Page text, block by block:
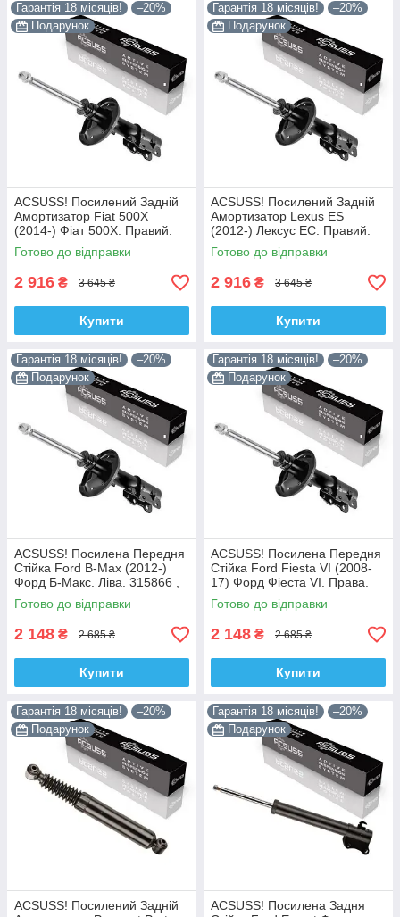
Гарантія 18 місяців!
–20%
Подарунок
ACSUSS! Посилений Задній
Амортизатор Fiat 500X
(2014-) Фіат 500Х. Правий.
3348078 , 22-260970 Корея!
Готово до відправки
2 916 ₴ 3 645 ₴
Купити
Гарантія 18 місяців!
–20%
Подарунок
ACSUSS! Посилений Задній
Амортизатор Lexus ES
(2012-) Лексус ЕС. Правий.
335092 , 4853080764 Корея!
Готово до відправки
2 916 ₴ 3 645 ₴
Купити
Гарантія 18 місяців!
–20%
Подарунок
ACSUSS! Посилена Передня
Стійка Ford B-Max (2012-)
Форд Б-Макс. Ліва. 315866 ,
3348042 Корея!
Готово до відправки
2 148 ₴ 2 685 ₴
Купити
Гарантія 18 місяців!
–20%
Подарунок
ACSUSS! Посилена Передня
Стійка Ford Fiesta VI (2008-
17) Форд Фіеста VI. Права.
315867 , 3348032 Корея!
Готово до відправки
2 148 ₴ 2 685 ₴
Купити
Гарантія 18 місяців!
–20%
Подарунок
ACSUSS! Посилений Задній
Гарантія 18 місяців!
–20%
Подарунок
ACSUSS! Посилена Задня